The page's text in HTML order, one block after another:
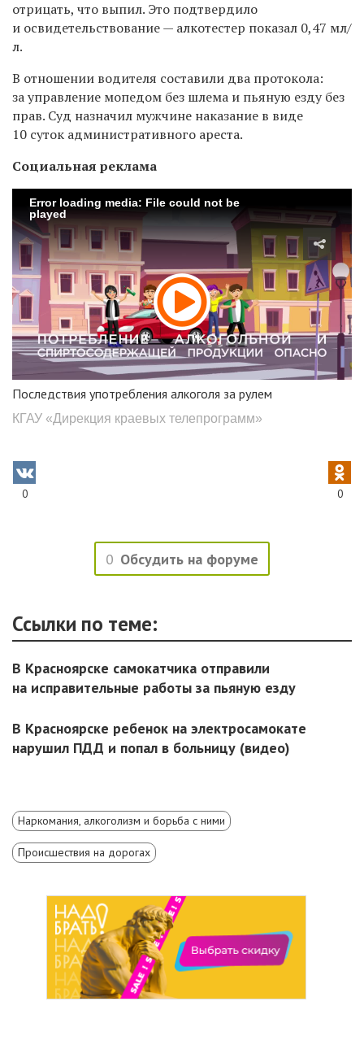
отрицать, что выпил. Это подтвердило
и освидетельствование — алкотестер показал 0,47 мл/
л.
В отношении водителя составили два протокола:
за управление мопедом без шлема и пьяную езду без
прав. Суд назначил мужчине наказание в виде
10 суток административного ареста.
Социальная реклама
Error loading media: File could not be
played
Последствия употребления алкоголя за рулем
КГАУ «Дирекция краевых телепрограмм»
0 0
0 Обсудить на форуме
Ссылки по теме:
В Красноярске самокатчика отправили
на исправительные работы за пьяную езду
В Красноярске ребенок на электросамокате
нарушил ПДД и попал в больницу (видео)
Наркомания, алкоголизм и борьба с ними
Происшествия на дорогах